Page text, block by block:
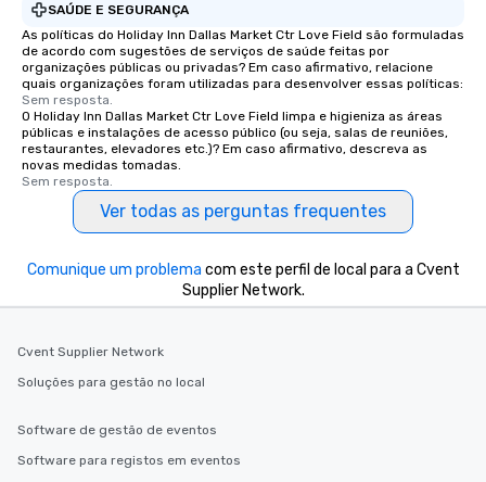
SAÚDE E SEGURANÇA
As políticas do Holiday Inn Dallas Market Ctr Love Field são formuladas
de acordo com sugestões de serviços de saúde feitas por
organizações públicas ou privadas? Em caso afirmativo, relacione
quais organizações foram utilizadas para desenvolver essas políticas:
Sem resposta.
O Holiday Inn Dallas Market Ctr Love Field limpa e higieniza as áreas
públicas e instalações de acesso público (ou seja, salas de reuniões,
restaurantes, elevadores etc.)? Em caso afirmativo, descreva as
novas medidas tomadas.
Sem resposta.
Ver todas as perguntas frequentes
Comunique um problema com este perfil de local para a Cvent
Supplier Network.
Cvent Supplier Network
Soluções para gestão no local
Software de gestão de eventos
Software para registos em eventos